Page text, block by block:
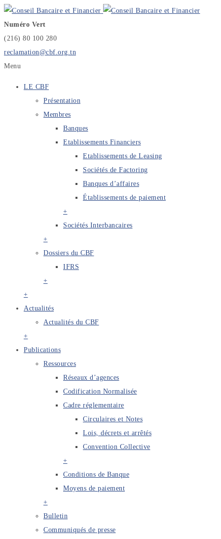
Numéro Vert
(216) 80 100 280
reclamation@cbf.org.tn
Menu
LE CBF
Présentation
Membres
Banques
Etablissements Financiers
Etablissements de Leasing
Sociétés de Factoring
Banques d’affaires
Établissements de paiement
+
Sociétés Interbancaires
+
Dossiers du CBF
IFRS
+
+
Actualités
Actualités du CBF
+
Publications
Ressources
Réseaux d’agences
Codification Normalisée
Cadre réglementaire
Circulaires et Notes
Lois, décrets et arrêtés
Convention Collective
+
Conditions de Banque
Moyens de paiement
+
Bulletin
Communiqués de presse